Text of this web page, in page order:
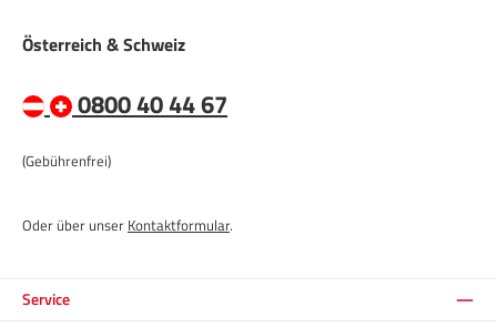
Österreich & Schweiz
0800 40 44 67
(Gebührenfrei)
Oder über unser Kontaktformular.
Service